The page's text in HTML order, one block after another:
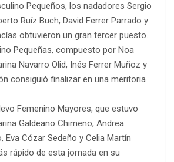
Pequeños, los nadadores Sergio
Ruíz Buch, David Ferrer Parrado y
obtuvieron un gran tercer puesto.
Pequeñas, compuesto por Noa
Navarro Olid, Inés Ferrer Muñoz y
consiguió finalizar en una meritoria
Femenino Mayores, que estuvo
Galdeano Chimeno, Andrea
Eva Cózar Sedeño y Celia Martín
rápido de esta jornada en su